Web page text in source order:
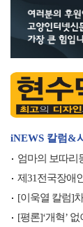
iNEWS 칼럼&
엄마의 보따리
제31전국장애
[이욱열 칼럼]
[평론]‘개혁’